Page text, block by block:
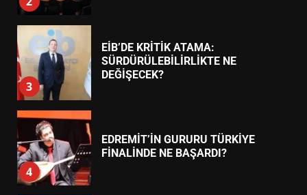
3
EİB’DE KRİTİK ATAMA:
SÜRDÜRÜLEBİLİRLİKTE NE
DEĞİŞECEK?
4
EDREMİT’İN GURURU TÜRKİYE
FİNALİNDE NE BAŞARDI?